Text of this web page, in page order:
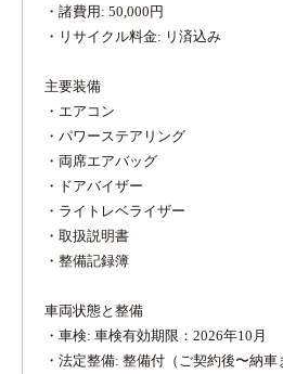
・諸費用: 50,000円
・リサイクル料金: リ済込み
主要装備
・エアコン
・パワーステアリング
・両席エアバッグ
・ドアバイザー
・ライトレベライザー
・取扱説明書
・整備記録簿
車両状態と整備
・車検: 車検有効期限：2026年10月
・法定整備: 整備付（ご契約後〜納